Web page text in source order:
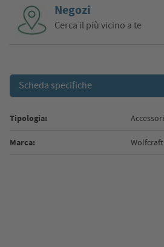
Negozi
Cerca il più vicino a te
Scheda specifiche
Tipologia: Accessori
Marca: Wolfcraft